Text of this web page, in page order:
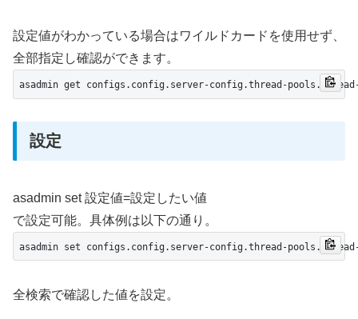
設定値がわかっている場合はワイルドカードを使用せず、
全部指定し確認ができます。
asadmin get configs.config.server-config.thread-
設定
asadmin set 設定値=設定したい値
で設定可能。具体例は以下の通り。
asadmin set configs.config.server-config.thread-
全検索で確認した値を設定。